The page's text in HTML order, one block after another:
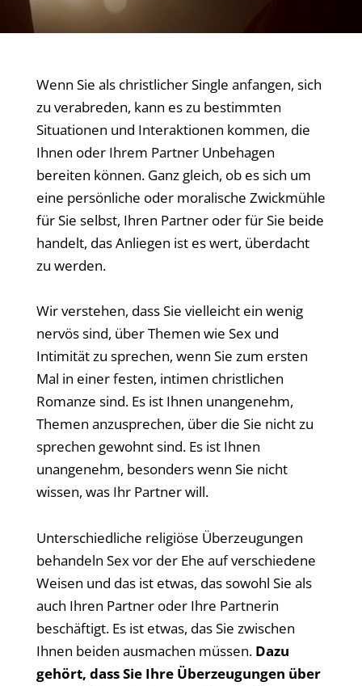
Wenn Sie als christlicher Single anfangen, sich
zu verabreden, kann es zu bestimmten
Situationen und Interaktionen kommen, die
Ihnen oder Ihrem Partner Unbehagen
bereiten können. Ganz gleich, ob es sich um
eine persönliche oder moralische Zwickmühle
für Sie selbst, Ihren Partner oder für Sie beide
handelt, das Anliegen ist es wert, überdacht
zu werden.
Wir verstehen, dass Sie vielleicht ein wenig
nervös sind, über Themen wie Sex und
Intimität zu sprechen, wenn Sie zum ersten
Mal in einer festen, intimen christlichen
Romanze sind. Es ist Ihnen unangenehm,
Themen anzusprechen, über die Sie nicht zu
sprechen gewohnt sind. Es ist Ihnen
unangenehm, besonders wenn Sie nicht
wissen, was Ihr Partner will.
Unterschiedliche religiöse Überzeugungen
behandeln Sex vor der Ehe auf verschiedene
Weisen und das ist etwas, das sowohl Sie als
auch Ihren Partner oder Ihre Partnerin
beschäftigt. Es ist etwas, das Sie zwischen
Ihnen beiden ausmachen müssen. Dazu
gehört, dass Sie Ihre Überzeugungen über